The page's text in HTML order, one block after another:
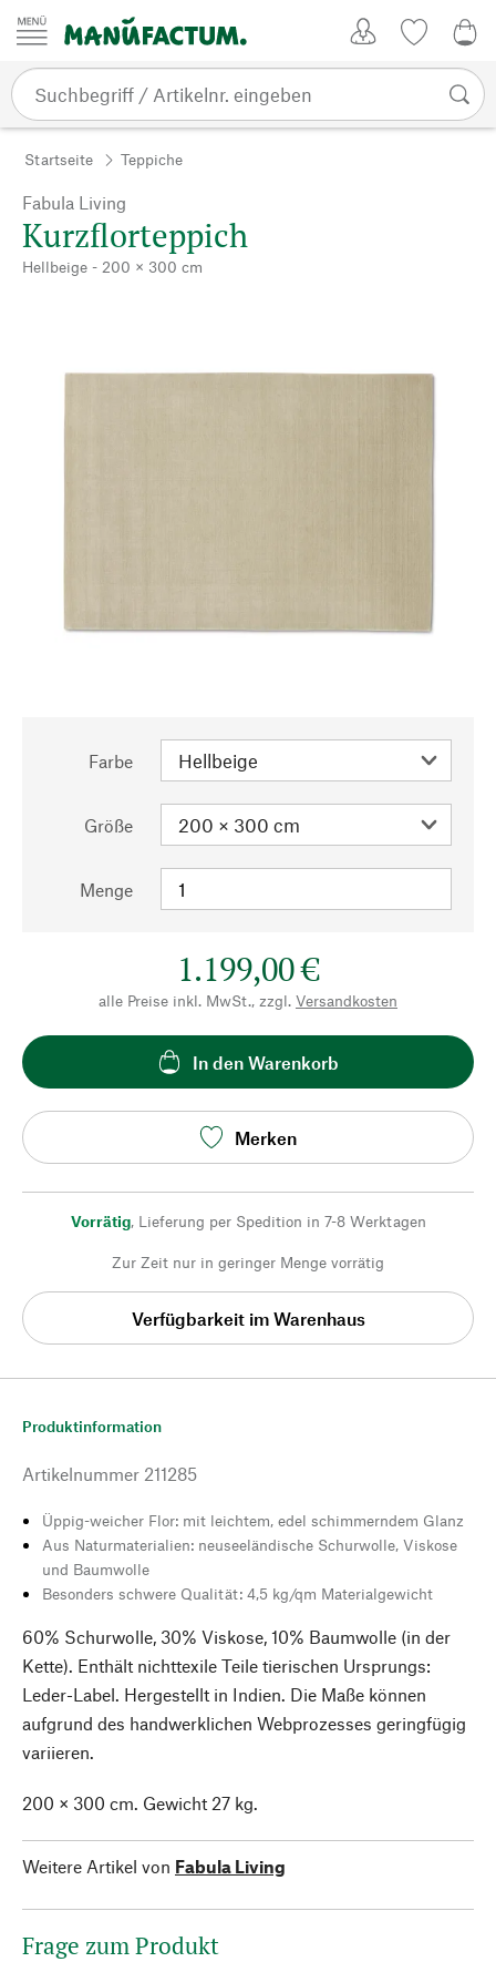
Zum Inhalt springen
Startseite Teppiche
Fabula Living
Kurzflorteppich
Hellbeige - 200 × 300 cm
Farbe
Größe
Menge
1.199,00 €
alle Preise inkl. MwSt., zzgl. Versandkosten
In den Warenkorb
Merken
Vorrätig, Lieferung per Spedition in 7-8 Werktagen
Zur Zeit nur in geringer Menge vorrätig
Verfügbarkeit im Warenhaus
Produktinformation
Artikelnummer 211285
Üppig-weicher Flor: mit leichtem, edel schimmerndem Glanz
Aus Naturmaterialien: neuseeländische Schurwolle, Viskose
und Baumwolle
Besonders schwere Qualität: 4,5 kg/qm Materialgewicht
60% Schurwolle, 30% Viskose, 10% Baumwolle (in der
Kette). Enthält nichttexile Teile tierischen Ursprungs:
Leder-Label. Hergestellt in Indien. Die Maße können
aufgrund des handwerklichen Webprozesses geringfügig
variieren.
200 × 300 cm. Gewicht 27 kg.
Weitere Artikel von Fabula Living
Frage zum Produkt